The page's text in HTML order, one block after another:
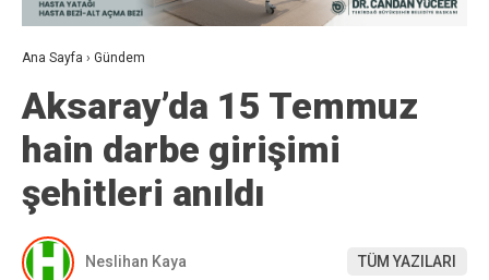
Ana Sayfa › Gündem
Aksaray’da 15 Temmuz
hain darbe girişimi
şehitleri anıldı
Neslihan Kaya TÜM YAZILARI